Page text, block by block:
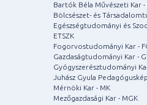
Bartók Béla Művészeti Kar -
Bölcsészet- és
Egészségtudományi és
ETSZK
Fogorvostudományi Kar -
Gazdaságtudományi Kar -
Gyógyszerésztudományi
Juhász Gyula
Mérnöki Kar - MK
Mezőgazdasági Kar - MGK